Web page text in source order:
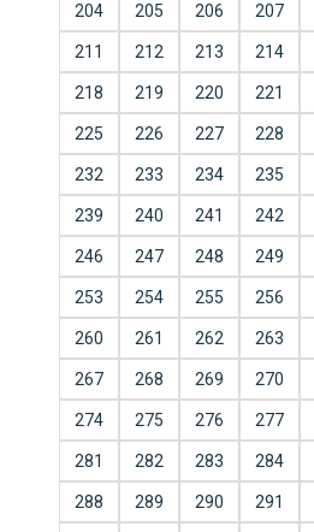
204 205 206 207
211 212 213 214
218 219 220 221
225 226 227 228
232 233 234 235
239 240 241 242
246 247 248 249
253 254 255 256
260 261 262 263
267 268 269 270
274 275 276 277
281 282 283 284
288 289 290 291